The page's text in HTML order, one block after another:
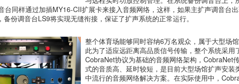
台同样通过加插MY16-CII扩展卡来接入音频网络，这样，如果主扩声调音台
份调音台LS9将实现无缝衔接，保证了扩声系统的正常运行。
整个体育场能够同时容纳6万名观众，属于大型场
此为了适应远距离高品质信号传输，整个系统采用
CobraNet协议为基础的音频网络架构，CobraNet
式的音质高、延时较短，是目前大型场馆扩声安装
中流行的音频网络解决方案。在实际使用中，